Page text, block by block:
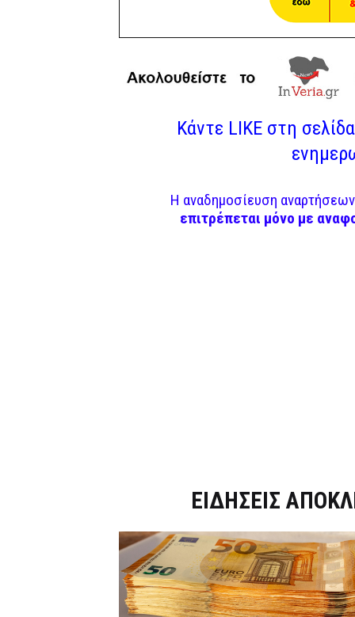
Κάντε LIKE στη
Η αναδημοσίευση
επιτρέπεται μόνο με
ΕΙΔΗΣΕΙΣ